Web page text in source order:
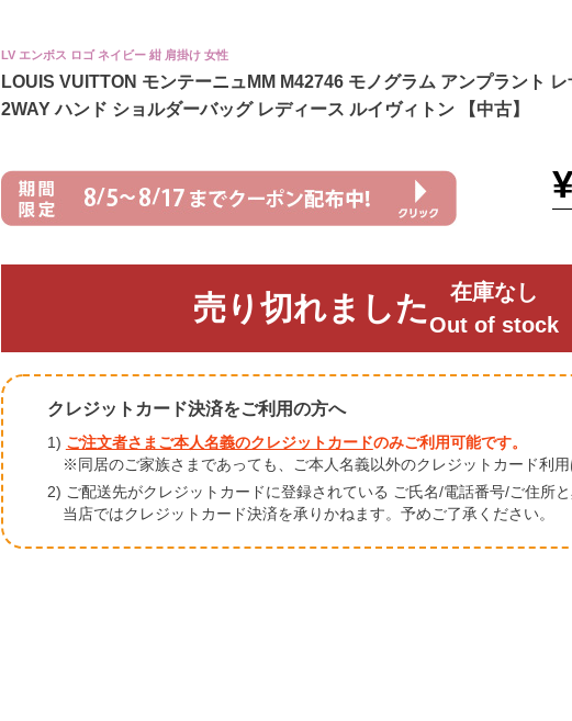
LV エンボス ロゴ ネイビー 紺 肩掛け 女性
LOUIS VUITTON モンテーニュMM M42746 モノグラム アンプラント
2WAY ハンド ショルダーバッグ レディース ルイヴィトン 【中古】
¥
売り切れました
在庫なし
Out of stock
クレジットカード決済をご利用の方へ
1) ご注文者さまご本人名義のクレジットカードのみご利用可能です。
※同居のご家族さまであっても、ご本人名義以外のクレジットカード利用
2) ご配送先がクレジットカードに登録されている ご氏名/電話番号/ご住所と
当店ではクレジットカード決済を承りかねます。予めご了承ください。